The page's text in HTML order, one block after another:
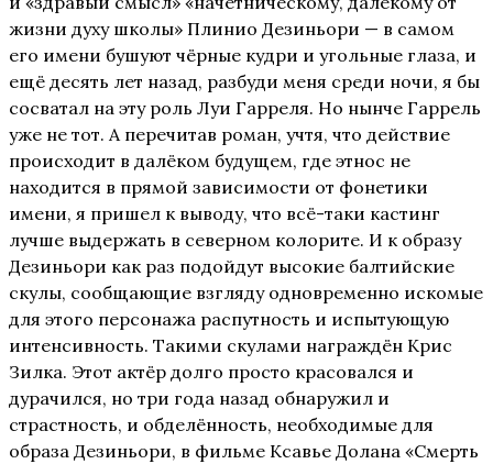
жизни духу школы» Плинио Дезиньори — в самом
его имени бушуют чёрные кудри и угольные глаза, и
ещё десять лет назад, разбуди меня среди ночи, я бы
сосватал на эту роль Луи Гарреля. Но нынче Гаррель
уже не тот. А перечитав роман, учтя, что действие
происходит в далёком будущем, где этнос не
находится в прямой зависимости от фонетики
имени, я пришел к выводу, что всё-таки кастинг
лучше выдержать в северном колорите. И к образу
Дезиньори как раз подойдут высокие балтийские
скулы, сообщающие взгляду одновременно искомые
для этого персонажа распутность и испытующую
интенсивность. Такими скулами награждён Крис
Зилка. Этот актёр долго просто красовался и
дурачился, но три года назад обнаружил и
страстность, и обделённость, необходимые для
образа Дезиньори, в фильме Ксавье Долана «Смерть